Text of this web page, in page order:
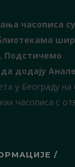
часописа су
Подстичемо
додају Анале
у Београду на
часописа с
/